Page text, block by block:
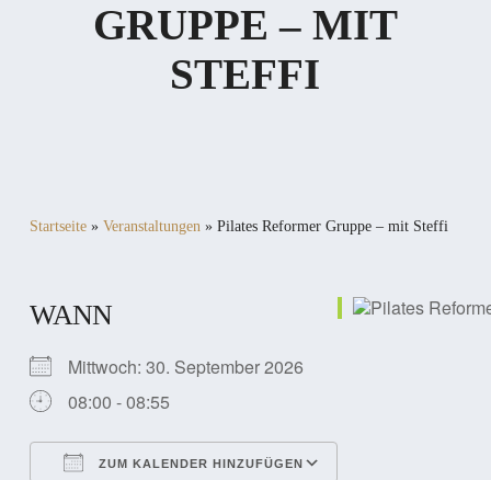
GRUPPE – MIT
STEFFI
Startseite» Veranstaltungen» Pilates Reformer Gruppe – mit Steffi
WANN
Mittwoch: 30. September 2026
08:00 - 08:55
ZUM KALENDER HINZUFÜGEN